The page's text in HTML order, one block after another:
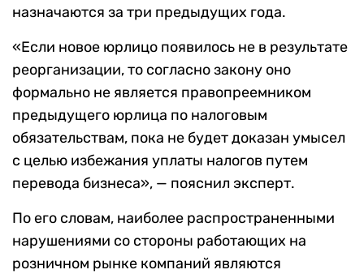
назначаются за три предыдущих года.
«Если новое юрлицо появилось не в результате
реорганизации, то согласно закону оно
формально не является правопреемником
предыдущего юрлица по налоговым
обязательствам, пока не будет доказан умысел
с целью избежания уплаты налогов путем
перевода бизнеса», — пояснил эксперт.
По его словам, наиболее распространенными
нарушениями со стороны работающих на
розничном рынке компаний являются